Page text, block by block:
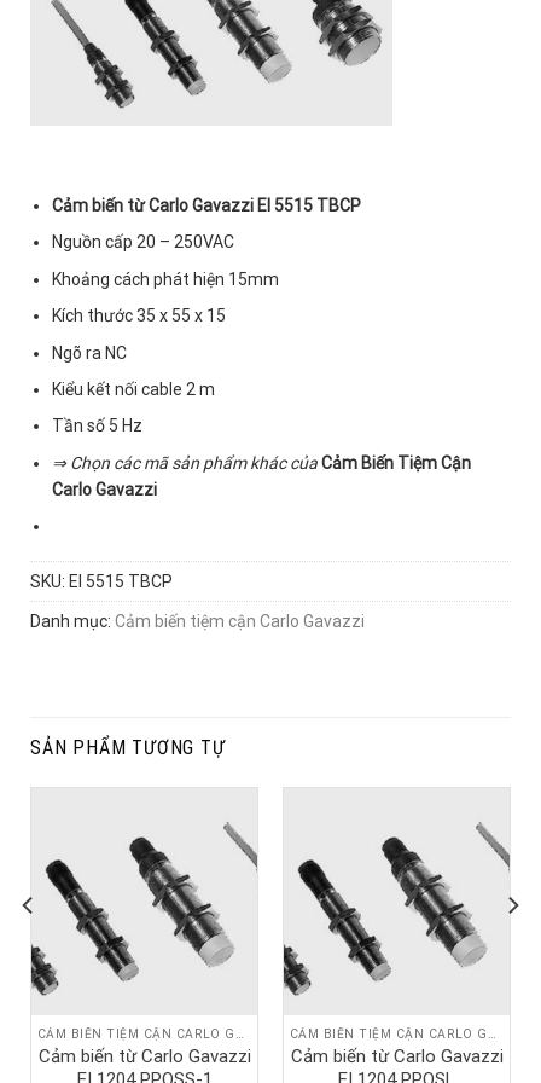
Cảm biến từ Carlo Gavazzi EI 5515 TBCP
Nguồn cấp 20 – 250VAC
Khoảng cách phát hiện 15mm
Kích thước 35 x 55 x 15
Ngõ ra NC
Kiểu kết nối cable 2 m
Tần số 5 Hz
⇒ Chọn các mã sản phẩm khác củaCảm Biến Tiệm Cận
Carlo Gavazzi
SKU: EI 5515 TBCP
Danh mục: Cảm biến tiệm cận Carlo Gavazzi
SẢN PHẨM TƯƠNG TỰ
Cảm biến từ Carlo Gavazzi
Cảm biến từ Carlo Gavazzi